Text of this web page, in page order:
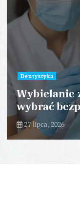
Dentystyka
Wybielanie
wybrać
27 lipca, 2026